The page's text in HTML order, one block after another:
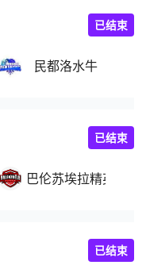
民都洛水牛
已结束
巴伦苏埃拉精英
已结束
已结束